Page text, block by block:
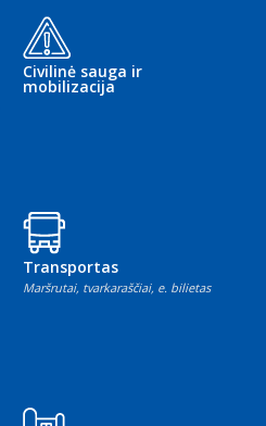
Civilinė sauga ir
mobilizacija
Transportas
Maršrutai, tvarkaraščiai, e. bilietas